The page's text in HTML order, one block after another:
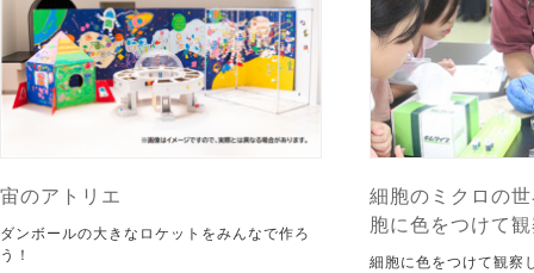
宙のアトリエ
ダンボールの大きなロケットをみんなで作ろ
う！
細胞のミクロの
胞に色をつけて
細胞に色をつけて観察